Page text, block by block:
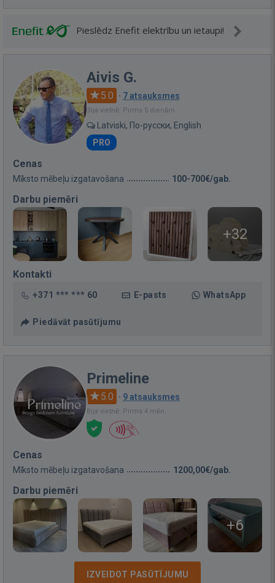
Pieslēdz Enefit elektrību un ietaupi!
Aivis G.
5.0 · 7 atsauksmes
Bija vietnē: Pirms 5 dienām
Latviski, По-русски, English
PRO
Cenas
Mīksto mēbeļu izgatavošana 100-700€/gab.
Darbu piemēri
+32
Kontakti
+371 *** *** 60 E-pasts WhatsApp
Piedāvāt pasūtījumu
Primeline
5.0 · 9 atsauksmes
Bija vietnē: Pirms 4 mēn.
Cenas
Mīksto mēbeļu izgatavošana 1200,00€/gab.
Darbu piemēri
+6
IZVEIDOT PASŪTĪJUMU